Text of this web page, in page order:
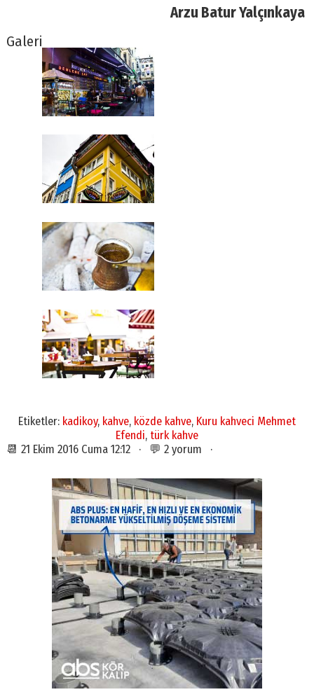
Arzu Batur Yalçınkaya
Galeri
Etiketler: kadikoy, kahve, közde kahve, Kuru kahveci Mehmet
Efendi, türk kahve
📆 21 Ekim 2016 Cuma 12:12 · 💬 2 yorum ·